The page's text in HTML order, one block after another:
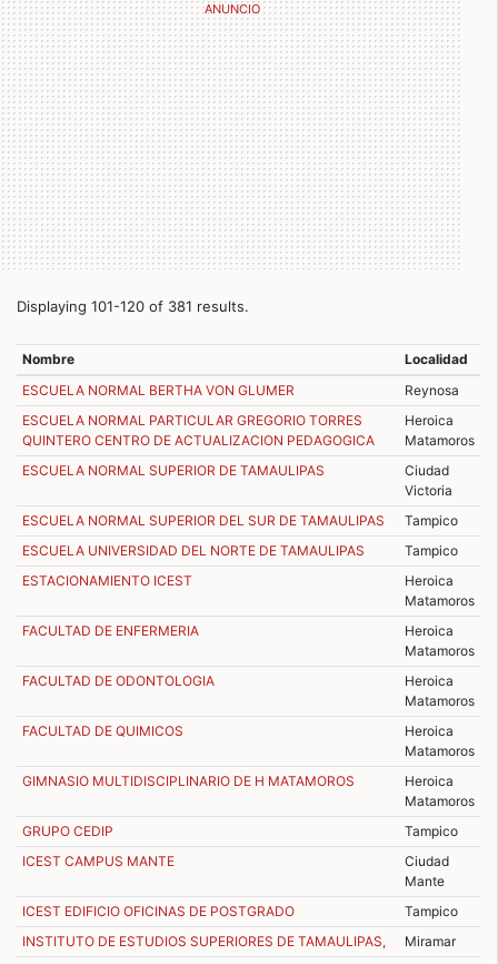
Displaying 101-120 of 381 results.
Nombre
Localidad
ESCUELA NORMAL BERTHA VON GLUMER
Reynosa
ESCUELA NORMAL PARTICULAR GREGORIO TORRES
QUINTERO CENTRO DE ACTUALIZACION PEDAGOGICA
Heroica
Matamoros
ESCUELA NORMAL SUPERIOR DE TAMAULIPAS
Ciudad
Victoria
ESCUELA NORMAL SUPERIOR DEL SUR DE TAMAULIPAS
Tampico
ESCUELA UNIVERSIDAD DEL NORTE DE TAMAULIPAS
Tampico
ESTACIONAMIENTO ICEST
Heroica
Matamoros
FACULTAD DE ENFERMERIA
Heroica
Matamoros
FACULTAD DE ODONTOLOGIA
Heroica
Matamoros
FACULTAD DE QUIMICOS
Heroica
Matamoros
GIMNASIO MULTIDISCIPLINARIO DE H MATAMOROS
Heroica
Matamoros
GRUPO CEDIP
Tampico
ICEST CAMPUS MANTE
Ciudad
Mante
ICEST EDIFICIO OFICINAS DE POSTGRADO
Tampico
INSTITUTO DE ESTUDIOS SUPERIORES DE TAMAULIPAS,
Miramar